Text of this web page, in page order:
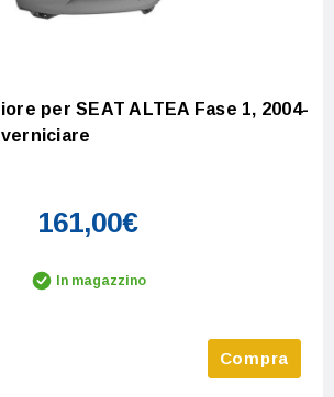
per SEAT ALTEA Fase 1, 2004-
verniciare
161,00€
In magazzino
Quantity:
Compra